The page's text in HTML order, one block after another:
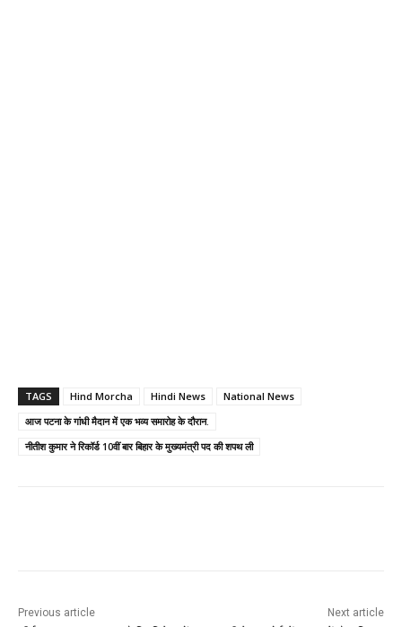
TAGS Hind Morcha Hindi News
National News
आज पटना के गांधी मैदान में एक भव्य समारोह के दौरान.
नीतीश कुमार ने रिकॉर्ड 10वीं बार बिहार के मुख्यमंत्री पद की शपथ ली
Previous article Next article